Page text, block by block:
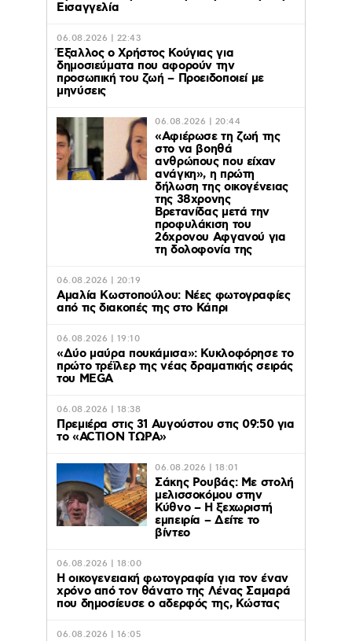
Εισαγγελία
06.08.2026 | 22:43
Έξαλλος ο Χρήστος Κούγιας για
δημοσιεύματα που αφορούν την
προσωπική του ζωή – Προειδοποιεί με
μηνύσεις
06.08.2026 | 20:44
«Αφιέρωσε τη ζωή της
στο να βοηθά
ανθρώπους που είχαν
ανάγκη», η πρώτη
δήλωση της οικογένειας
της 38χρονης
Βρετανίδας μετά την
προφυλάκιση του
26χρονου Αφγανού για
τη δολοφονία της
06.08.2026 | 20:19
Αμαλία Κωστοπούλου: Νέες φωτογραφίες
από τις διακοπές της στο Κάπρι
06.08.2026 | 19:10
«Δύο μαύρα πουκάμισα»: Κυκλοφόρησε το
πρώτο τρέϊλερ της νέας δραματικής σειράς
του MEGA
06.08.2026 | 18:38
Πρεμιέρα στις 31 Αυγούστου στις 09:50 για
το «ACTION ΤΩΡΑ»
06.08.2026 | 18:01
Σάκης Ρουβάς: Με στολή
μελισσοκόμου στην
Κύθνο – Η ξεχωριστή
εμπειρία – Δείτε το
βίντεο
06.08.2026 | 18:00
Η οικογενειακή φωτογραφία για τον έναν
χρόνο από τον θάνατο της Λένας Σαμαρά
που δημοσίευσε ο αδερφός της, Κώστας
06.08.2026 | 16:05